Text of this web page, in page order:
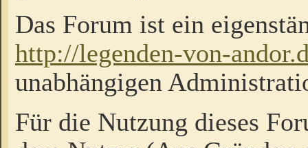
Das Forum ist ein
http://legenden-von-
unabhängigen
Für die Nutzung dieses